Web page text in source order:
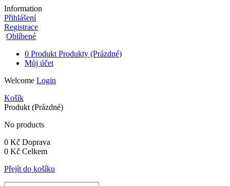
Information
Přihlášení
Registrace
Oblíbené
0 Produkt Produkty (Prázdné)
Můj účet
Welcome Login
Košík
Produkt (Prázdné)
No products
0 Kč Doprava
0 Kč Celkem
Přejít do košíku